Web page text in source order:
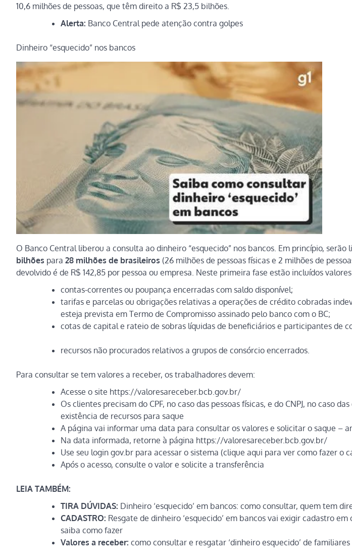
10,6 milhões de pessoas, que têm direito a R$ 23,5 bilhões.
Alerta: Banco Central pede atenção contra golpes
Dinheiro “esquecido” nos bancos
O Banco Central liberou a consulta ao dinheiro “esquecido” nos bancos. Em princípio, serão
bilhões para 28 milhões de brasileiros (26 milhões de pessoas físicas e 2 milhões de
devolvido é de R$ 142,85 por pessoa ou empresa. Neste primeira fase estão incluídos
contas-correntes ou poupança encerradas com saldo disponível;
tarifas e parcelas ou obrigações relativas a operações de crédito cobradas
esteja prevista em Termo de Compromisso assinado pelo banco com o BC;
cotas de capital e rateio de sobras líquidas de beneficiários e participantes de
recursos não procurados relativos a grupos de consórcio encerrados.
Para consultar se tem valores a receber, os trabalhadores devem:
Acesse o site https://valoresareceber.bcb.gov.br/
Os clientes precisam do CPF, no caso das pessoas físicas, e do CNPJ, no caso
existência de recursos para saque
A página vai informar uma data para consultar os valores e solicitar o saque –
Na data informada, retorne à página https://valoresareceber.bcb.gov.br/
Use seu login gov.br para acessar o sistema (clique aqui para ver como fazer o
Após o acesso, consulte o valor e solicite a transferência
LEIA TAMBÉM:
TIRA DÚVIDAS: Dinheiro ‘esquecido’ em bancos: como consultar, quem tem
CADASTRO: Resgate de dinheiro ‘esquecido’ em bancos vai exigir cadastro em
saiba como fazer
Valores a receber: como consultar e resgatar ‘dinheiro esquecido’ de